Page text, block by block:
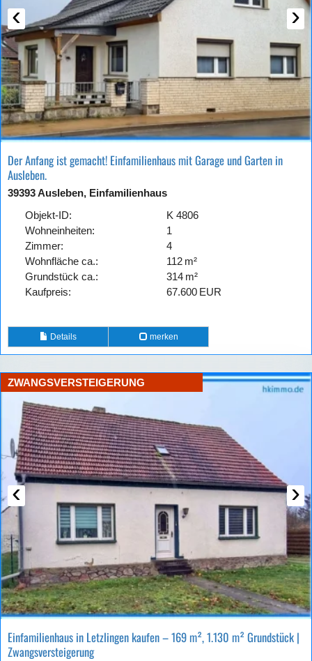
‹ ›
Der Anfang ist gemacht! Einfamilienhaus mit Garage und Garten in
Ausleben.
39393 Ausleben, Einfamilienhaus
Objekt-ID:
K 4806
Wohneinheiten:
1
Zimmer:
4
Wohnfläche ca.:
112 m²
Grund­stück ca.:
314 m²
Kaufpreis:
67.600 EUR
Details merken
‹ ›
ZWANGSVERSTEIGERUNG
Einfamilienhaus in Letzlingen kaufen – 169 m², 1.130 m² Grundstück |
Zwangsversteigerung